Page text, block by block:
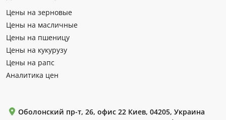
Цены на зерновые
Цены на масличные
Цены на пшеницу
Цены на кукурузу
Цены на рапс
Аналитика цен
Оболонский пр-т, 26, офис 22 Киев, 04205, Украина